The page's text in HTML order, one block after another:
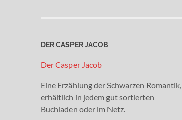
DER CASPER JACOB
Der Casper Jacob
Eine Erzählung der Schwarzen Romantik,
erhältlich in jedem gut sortierten
Buchladen oder im Netz.